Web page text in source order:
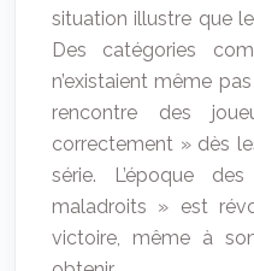
situation illustre que
Des catégories
n’existaient même
rencontre des
correctement » dès
série. L’époque
maladroits » est
victoire, même à